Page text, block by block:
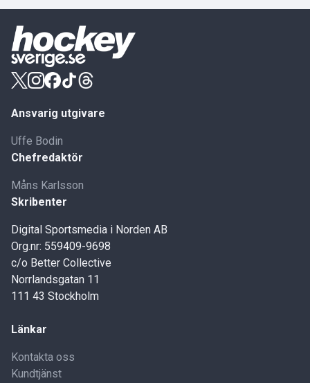
Ansvarig utgivare
Uffe Bodin
Chefredaktör
Måns Karlsson
Skribenter
Digital Sportsmedia i Norden AB
Org.nr: 559409-9698
c/o Better Collective
Norrlandsgatan 11
111 43 Stockholm
Länkar
Kontakta oss
Kundtjänst